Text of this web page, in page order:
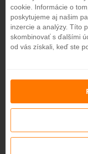
Kudadoo
Maledivy -
Maledivy -
7 nocí /
Jumeirah
cookie. Informácie o
poskytujeme aj našim
inzercie a analýzy. Títo
skombinovať s ďalšími
od vás získali, keď ste